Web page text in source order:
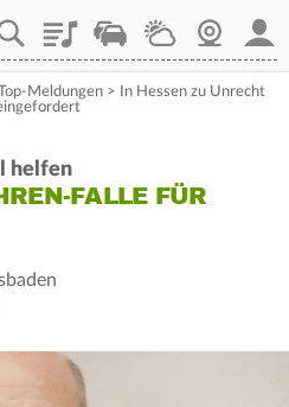
PlaylistStaupilotWetterWebcam
Meldungen >
In Hessen zu Unrecht
helfen
FALLE FÜR